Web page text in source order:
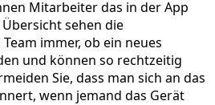
Mitarbeiter das in der App
sehen die
immer, ob ein neues
und können so rechtzeitig
Sie, dass man sich an das
wenn jemand das Gerät